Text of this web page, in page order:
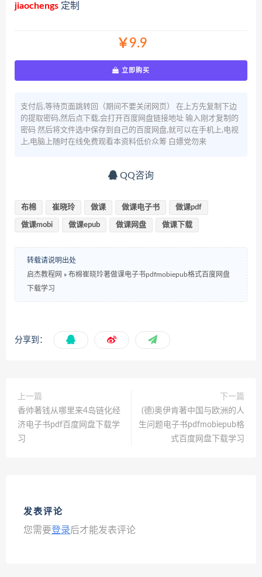
jiaochengs 定制
￥9.9
立即购买
支付后,等待页面跳转回（期间不要关闭网页） 在上方先复制下边
的提取密码,然后点下载,会打开百度网盘链接地址 输入刚才复制的
密码 然后将文件选中保存到自己的百度网盘,就可以在手机上,电视
上,电脑上随时在线免费观看本资料低价众筹 白嫖党勿来
QQ咨询
布棉 崔晓玲 做课 做课电子书 做课pdf
做课mobi 做课epub 做课网盘 做课下载
转载请说明出处
启杰教程网 » 布棉崔晓玲著做课电子书pdfmobiepub格式百度网盘
下载学习
分享到：
上一篇
香帅著钱从哪里来4岛链化经
济电子书pdf百度网盘下载学
习
下一篇
(德)奥伊肯著中国与欧洲的人
生问题电子书pdfmobiepub格
式百度网盘下载学习
发表评论
您需要登录后才能发表评论